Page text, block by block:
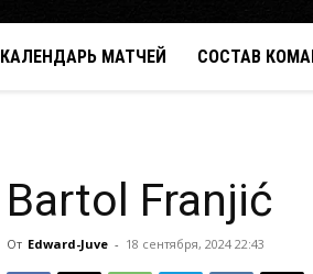
КАЛЕНДАРЬ МАТЧЕЙ СОСТАВ
Bartol Franjić
От Edward-Juve - 18 сентября, 2024 22:43